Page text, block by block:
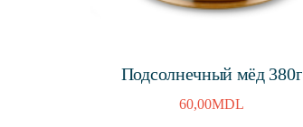
Подсолнечный мёд 380г
60,00MDL